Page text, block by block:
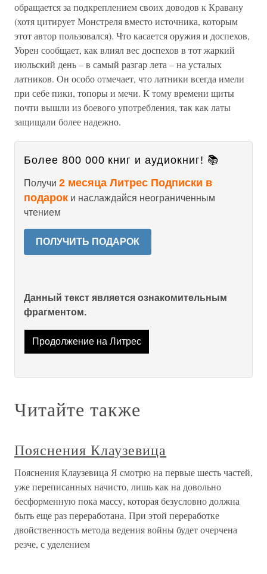
обращается за подкреплением своих доводов к Кравану
(хотя цитирует Монстреля вместо источника, которым
этот автор пользовался). Что касается оружия и доспехов,
Уорен сообщает, как влиял вес доспехов в тот жаркий
июльский день – в самый разгар лета – на усталых
латников. Он особо отмечает, что латники всегда имели
при себе пики, топоры и мечи. К тому времени щиты
почти вышли из боевого употребления, так как латы
защищали более надежно.
Более 800 000 книг и аудиокниг! 📚
Получи 2 месяца Литрес Подписки в
подарок и наслаждайся неограниченным
чтением
ПОЛУЧИТЬ ПОДАРОК
Данный текст является ознакомительным
фрагментом.
Продолжение на Литрес
Читайте также
Пояснения Клаузевица
Пояснения Клаузевица Я смотрю на первые шесть частей,
уже переписанных начисто, лишь как на довольно
бесформенную пока массу, которая безусловно должна
быть еще раз переработана. При этой переработке
двойственность метода ведения войны будет очерчена
резче, с уделением